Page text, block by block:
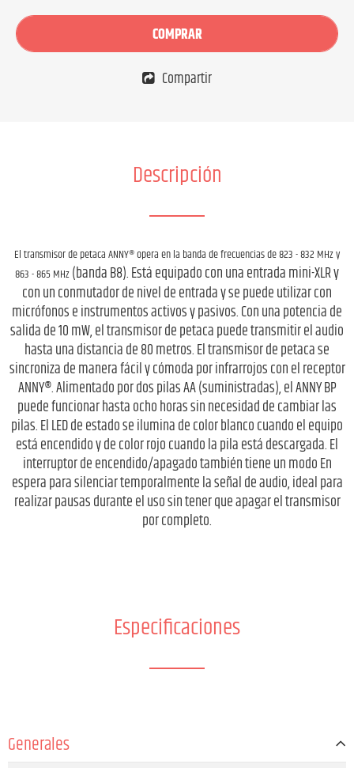
COMPRAR
Compartir
Descripción
El transmisor de petaca ANNY® opera en la banda de frecuencias de 823 - 832 MHz y
863 - 865 MHz(banda B8). Está equipado con una entrada mini-XLR y
con un conmutador de nivel de entrada y se puede utilizar con
micrófonos e instrumentos activos y pasivos. Con una potencia de
salida de 10 mW, el transmisor de petaca puede transmitir el audio
hasta una distancia de 80 metros. El transmisor de petaca se
sincroniza de manera fácil y cómoda por infrarrojos con el receptor
ANNY®. Alimentado por dos pilas AA (suministradas), el ANNY BP
puede funcionar hasta ocho horas sin necesidad de cambiar las
pilas. El LED de estado se ilumina de color blanco cuando el equipo
está encendido y de color rojo cuando la pila está descargada. El
interruptor de encendido/apagado también tiene un modo En
espera para silenciar temporalmente la señal de audio, ideal para
realizar pausas durante el uso sin tener que apagar el transmisor
por completo.
Especificaciones
Generales